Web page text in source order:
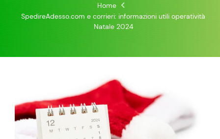
Home
SpedireAdesso.com e corrieri: informazioni utili operatività
Natale 2024